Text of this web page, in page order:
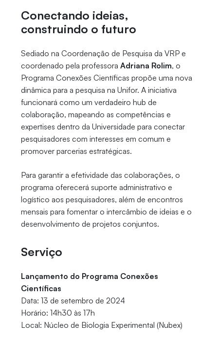
Conectando ideias,
construindo o futuro
Sediado na Coordenação de Pesquisa da VRP e
coordenado pela professora Adriana Rolim, o
Programa Conexões Científicas propõe uma nova
dinâmica para a pesquisa na Unifor. A iniciativa
funcionará como um verdadeiro hub de
colaboração, mapeando as competências e
expertises dentro da Universidade para conectar
pesquisadores com interesses em comum e
promover parcerias estratégicas.
Para garantir a efetividade das colaborações, o
programa oferecerá suporte administrativo e
logístico aos pesquisadores, além de encontros
mensais para fomentar o intercâmbio de ideias e o
desenvolvimento de projetos conjuntos.
Serviço
Lançamento do Programa Conexões
Científicas
Data: 13 de setembro de 2024
Horário: 14h30 às 17h
Local: Núcleo de Biologia Experimental (Nubex)